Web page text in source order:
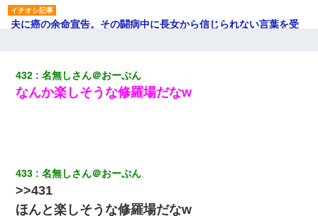
夫に癌の余命宣告。その闘病中に長女から信じられない言葉を受
書店「息子さんが万引きしました」私「はっ？(息子目の前にいる
し…)うちの子ではないので迎えに行きません」→息子を名乗って
た人物の正体が判明するも・・・
高1のとき男に襲われ、不妊の叔母に頼まれて出産。→叔母夫婦が
養子縁組してアメリカに子供を連れ帰った。→9・11で叔母夫婦が
亡くなってしまい…
432 名無しさん＠おーぷん
なんか楽しそうな修羅場だなw
433 名無しさん＠おーぷん
>>431
ほんと楽しそうな修羅場だなw